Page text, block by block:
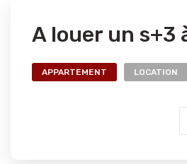
A louer un s+3
APPARTEMENT LOCATION